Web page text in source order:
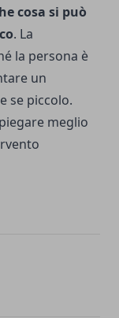
cosa si può
. La
la persona è
un
se piccolo.
meglio